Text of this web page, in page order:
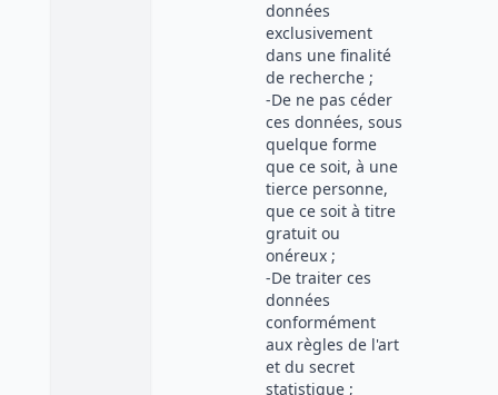
données
exclusivement
dans une finalité
de recherche ;
-De ne pas céder
ces données, sous
quelque forme
que ce soit, à une
tierce personne,
que ce soit à titre
gratuit ou
onéreux ;
-De traiter ces
données
conformément
aux règles de l'art
et du secret
statistique ;